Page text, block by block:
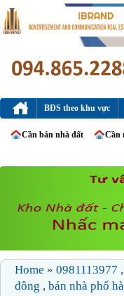
BĐS theo khu vực
Cần bán nhà đất Cần
Home » 0981113977 ,
đông , bán nhà phố